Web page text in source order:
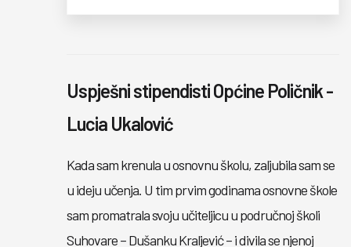
Uspješni stipendisti Općine Poličnik -
Lucia Ukalović
Kada sam krenula u osnovnu školu, zaljubila sam se
u ideju učenja. U tim prvim godinama osnovne škole
sam promatrala svoju učiteljicu u područnoj školi
Suhovare – Dušanku Kraljević – i divila se njenoj